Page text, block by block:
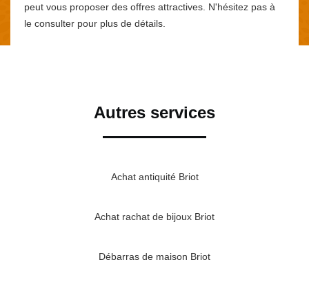
peut vous proposer des offres attractives. N'hésitez pas à
le consulter pour plus de détails.
Autres services
Achat antiquité Briot
Achat rachat de bijoux Briot
Débarras de maison Briot